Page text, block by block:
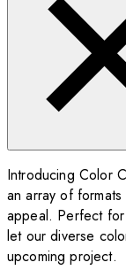
Introducing Color
an array of
appeal. Perfect
let our diverse
upcoming project.